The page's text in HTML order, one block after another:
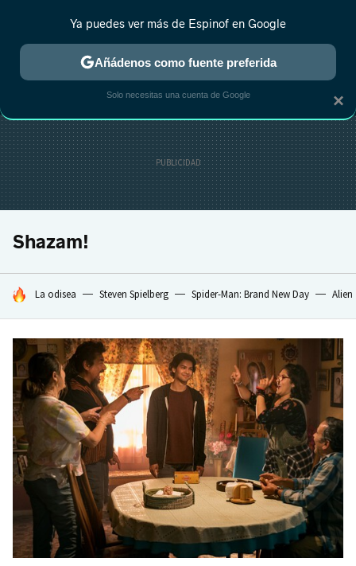
MENÚ NUEVO
ESTRENOS REALITY ANIME RANKINGS CINE
Shazam!
HOY SE HABLA DE
La odisea Steven Spielberg Spider-Man: Brand New Day Alien
×
Ya puedes ver más de Espinof en Google
Añádenos como fuente preferida
Solo necesitas una cuenta de Google